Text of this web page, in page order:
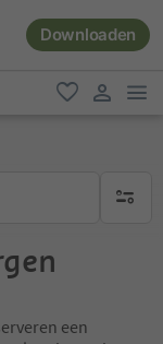
Downloaden
favoriet
geen
een